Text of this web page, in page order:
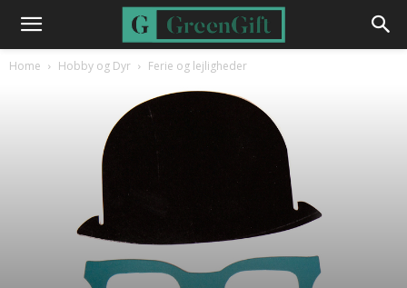
Home Hobby og Dyr Ferie og lejligheder